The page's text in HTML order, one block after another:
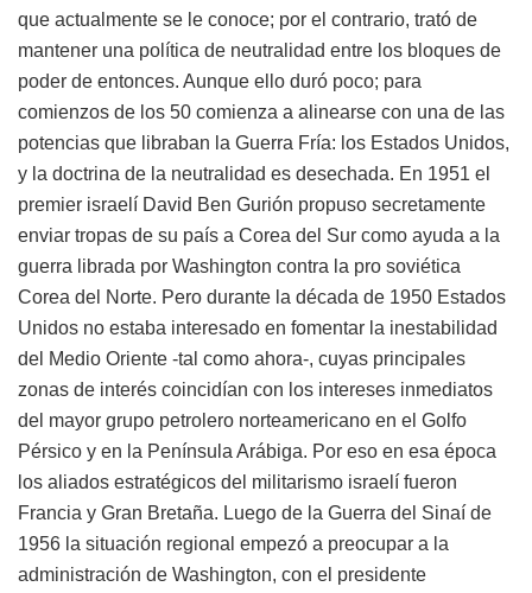
que actualmente se le conoce; por el contrario, trató de
mantener una política de neutralidad entre los bloques de
poder de entonces. Aunque ello duró poco; para
comienzos de los 50 comienza a alinearse con una de las
potencias que libraban la Guerra Fría: los Estados Unidos,
y la doctrina de la neutralidad es desechada. En 1951 el
premier israelí David Ben Gurión propuso secretamente
enviar tropas de su país a Corea del Sur como ayuda a la
guerra librada por Washington contra la pro soviética
Corea del Norte. Pero durante la década de 1950 Estados
Unidos no estaba interesado en fomentar la inestabilidad
del Medio Oriente -tal como ahora-, cuyas principales
zonas de interés coincidían con los intereses inmediatos
del mayor grupo petrolero norteamericano en el Golfo
Pérsico y en la Península Arábiga. Por eso en esa época
los aliados estratégicos del militarismo israelí fueron
Francia y Gran Bretaña. Luego de la Guerra del Sinaí de
1956 la situación regional empezó a preocupar a la
administración de Washington, con el presidente